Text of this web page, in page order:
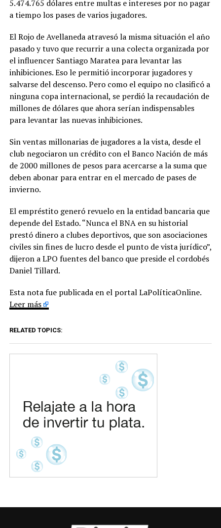
5.474.765 dólares entre multas e intereses por no pagar
a tiempo los pases de varios jugadores.
El Rojo de Avellaneda atravesó la misma situación el año
pasado y tuvo que recurrir a una colecta organizada por
el influencer Santiago Maratea para levantar las
inhibiciones. Eso le permitió incorporar jugadores y
salvarse del descenso. Pero como el equipo no clasificó a
ninguna copa internacional, se perdió la recaudación de
millones de dólares que ahora serían indispensables
para levantar las nuevas inhibiciones.
Sin ventas millonarias de jugadores a la vista, desde el
club negociaron un crédito con el Banco Nación de más
de 2000 millones de pesos para acercarse a la suma que
deben abonar para entrar en el mercado de pases de
invierno.
El empréstito generó revuelo en la entidad bancaria que
depende del Estado. “Nunca el BNA en su historial
prestó dinero a clubes deportivos, que son asociaciones
civiles sin fines de lucro desde el punto de vista jurídico”,
dijeron a LPO fuentes del banco que preside el cordobés
Daniel Tillard.
Esta nota fue publicada en el portal LaPolíticaOnline.
Leer más
RELATED TOPICS: